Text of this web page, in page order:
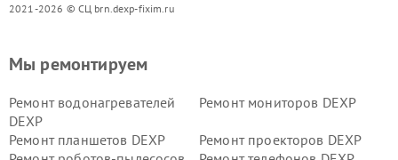
2021-2026 © СЦ brn.dexp-fixim.ru
Мы ремонтируем
Ремонт водонагревателей
DEXP
Ремонт мониторов DEXP
Ремонт планшетов DEXP
Ремонт проекторов DEXP